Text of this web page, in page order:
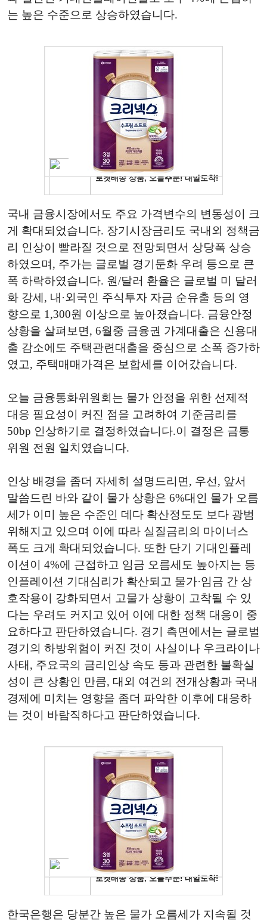
는 높은 수준으로 상승하였습니다.
국내 금융시장에서도 주요 가격변수의 변동성이 크
게 확대되었습니다. 장기시장금리도 국내외 정책금
리 인상이 빨라질 것으로 전망되면서 상당폭 상승
하였으며, 주가는 글로벌 경기둔화 우려 등으로 큰
폭 하락하였습니다. 원/달러 환율은 글로벌 미 달러
화 강세, 내·외국인 주식투자 자금 순유출 등의 영
향으로 1,300원 이상으로 높아졌습니다. 금융안정
상황을 살펴보면, 6월중 금융권 가계대출은 신용대
출 감소에도 주택관련대출을 중심으로 소폭 증가하
였고, 주택매매가격은 보합세를 이어갔습니다.
오늘 금융통화위원회는 물가 안정을 위한 선제적
대응 필요성이 커진 점을 고려하여 기준금리를
50bp 인상하기로 결정하였습니다.이 결정은 금통
위원 전원 일치였습니다.
인상 배경을 좀더 자세히 설명드리면, 우선, 앞서
말씀드린 바와 같이 물가 상황은 6%대인 물가 오름
세가 이미 높은 수준인 데다 확산정도도 보다 광범
위해지고 있으며 이에 따라 실질금리의 마이너스
폭도 크게 확대되었습니다. 또한 단기 기대인플레
이션이 4%에 근접하고 임금 오름세도 높아지는 등
인플레이션 기대심리가 확산되고 물가·임금 간 상
호작용이 강화되면서 고물가 상황이 고착될 수 있
다는 우려도 커지고 있어 이에 대한 정책 대응이 중
요하다고 판단하였습니다. 경기 측면에서는 글로벌
경기의 하방위험이 커진 것이 사실이나 우크라이나
사태, 주요국의 금리인상 속도 등과 관련한 불확실
성이 큰 상황인 만큼, 대외 여건의 전개상황과 국내
경제에 미치는 영향을 좀더 파악한 이후에 대응하
는 것이 바람직하다고 판단하였습니다.
한국은행은 당분간 높은 물가 오름세가 지속될 것